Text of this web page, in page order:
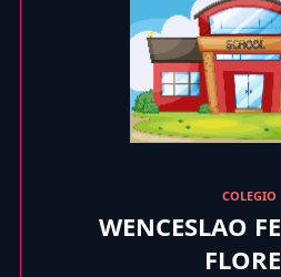
COLEGIO
WENCESLAO